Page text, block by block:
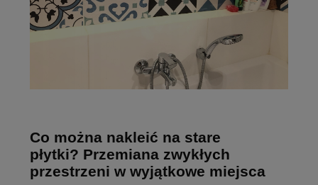
Co można nakleić na stare
płytki? Przemiana zwykłych
przestrzeni w wyjątkowe miejsca